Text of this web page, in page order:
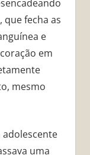
que fecha as
e
em
mesmo
adolescente
uma